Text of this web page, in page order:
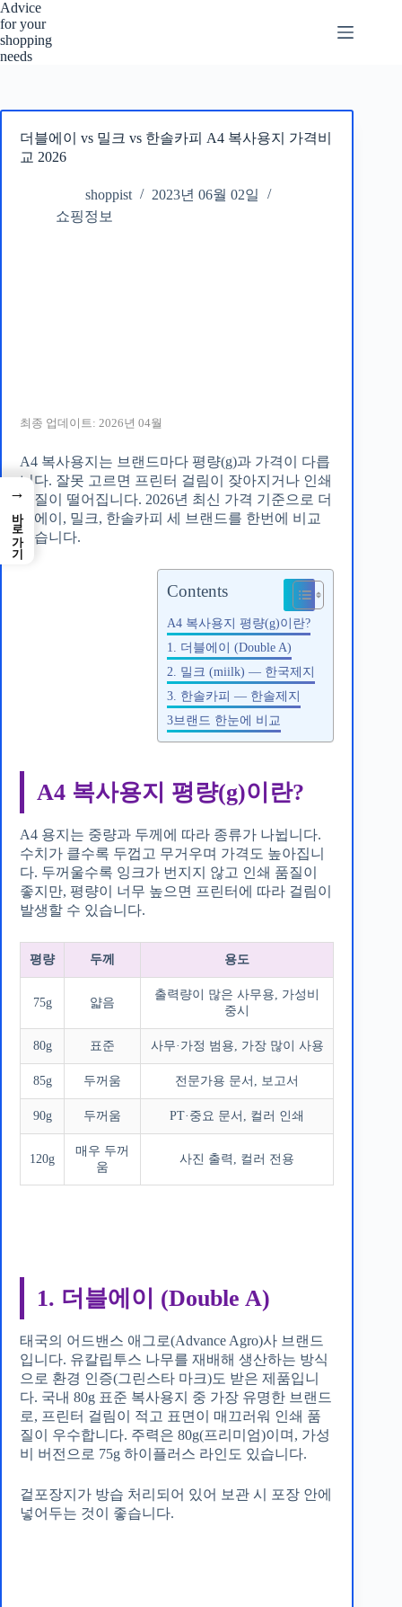
본
문
으
로
Advice
for your
shopping
needs
더블에이 vs 밀크 vs 한솔카피 A4 복사용지 가격비
교 2026
shoppist
2023년 06월 02일
쇼핑정보
최종 업데이트: 2026년 04월
A4 복사용지는 브랜드마다 평량(g)과 가격이 다릅
니다. 잘못 고르면 프린터 걸림이 잦아지거나 인쇄
품질이 떨어집니다. 2026년 최신 가격 기준으로 더
블에이, 밀크, 한솔카피 세 브랜드를 한번에 비교
했습니다.
Contents
A4 복사용지 평량(g)이란?
1. 더블에이 (Double A)
2. 밀크 (miilk) — 한국제지
3. 한솔카피 — 한솔제지
3브랜드 한눈에 비교
A4 복사용지 평량(g)이란?
A4 용지는 중량과 두께에 따라 종류가 나뉩니다.
수치가 클수록 두껍고 무거우며 가격도 높아집니
다. 두꺼울수록 잉크가 번지지 않고 인쇄 품질이
좋지만, 평량이 너무 높으면 프린터에 따라 걸림이
발생할 수 있습니다.
평량 두께 용도
75g 얇음
출력량이 많은 사무용, 가성비
중시
80g 표준 사무·가정 범용, 가장 많이 사용
85g 두꺼움 전문가용 문서, 보고서
90g 두꺼움 PT·중요 문서, 컬러 인쇄
120g
매우 두꺼
움
사진 출력, 컬러 전용
1. 더블에이 (Double A)
태국의 어드밴스 애그로(Advance Agro)사 브랜드
입니다. 유칼립투스 나무를 재배해 생산하는 방식
으로 환경 인증(그린스타 마크)도 받은 제품입니
다. 국내 80g 표준 복사용지 중 가장 유명한 브랜드
로, 프린터 걸림이 적고 표면이 매끄러워 인쇄 품
질이 우수합니다. 주력은 80g(프리미엄)이며, 가성
비 버전으로 75g 하이플러스 라인도 있습니다.
겉포장지가 방습 처리되어 있어 보관 시 포장 안에
넣어두는 것이 좋습니다.
→
바로가기